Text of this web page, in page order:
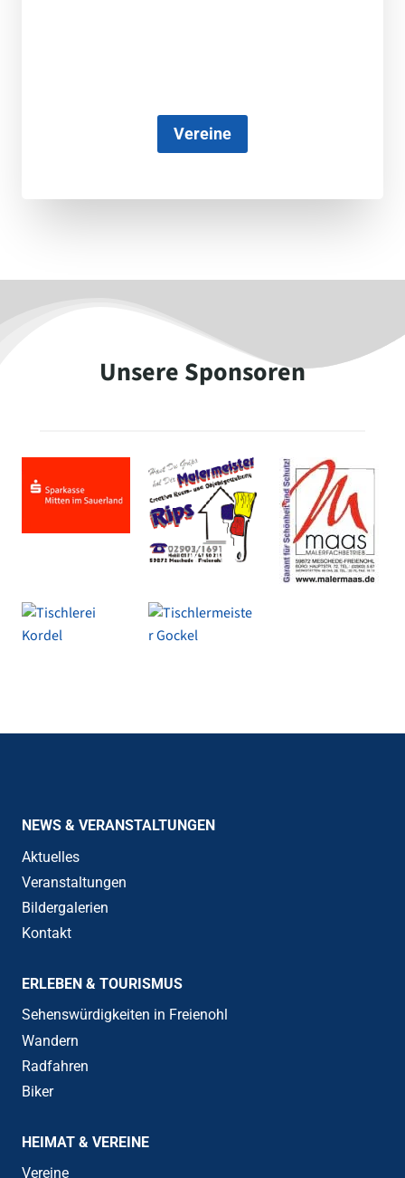
Vereine
Unsere Sponsoren
NEWS & VERANSTALTUNGEN
Aktuelles
Veranstaltungen
Bildergalerien
Kontakt
ERLEBEN & TOURISMUS
Sehenswürdigkeiten in Freienohl
Wandern
Radfahren
Biker
HEIMAT & VEREINE
Vereine